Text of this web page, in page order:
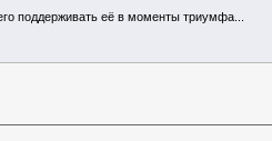
поддерживать её в моменты триумфа...